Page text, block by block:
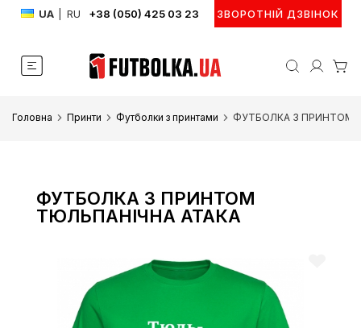
UA RU +38 (050) 425 03 23 ЗВОРОТНІЙ ДЗВІНОК
Головна Принти Футболки з принтами ФУТБОЛКА З ПРИНТОМ
ФУТБОЛКА З ПРИНТОМ
ТЮЛЬПАНІЧНА АТАКА